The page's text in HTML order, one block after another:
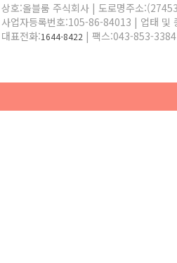
상호:올블룸 주식회사 | 도로명주소
사업자등록번호:105-86-84013 | 업태 및
대표전화:1644-8422 | 팩스:043-853-3384